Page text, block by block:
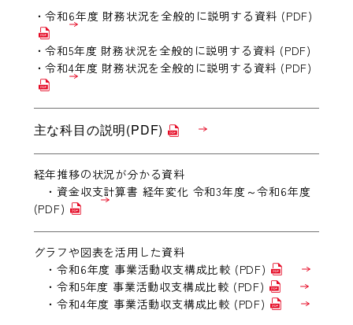
・令和6年度 財務状況を全般的に説明する資料 (PDF)
・令和5年度 財務状況を全般的に説明する資料 (PDF)
・令和4年度 財務状況を全般的に説明する資料 (PDF)
主な科目の説明(PDF)
経年推移の状況が分かる資料
・ 資金収支計算書 経年変化 令和3年度～令和6年度
(PDF)
グラフや図表を活用した資料
・令和6年度 事業活動収支構成比較 (PDF)
・令和5年度 事業活動収支構成比較 (PDF)
・令和4年度 事業活動収支構成比較 (PDF)